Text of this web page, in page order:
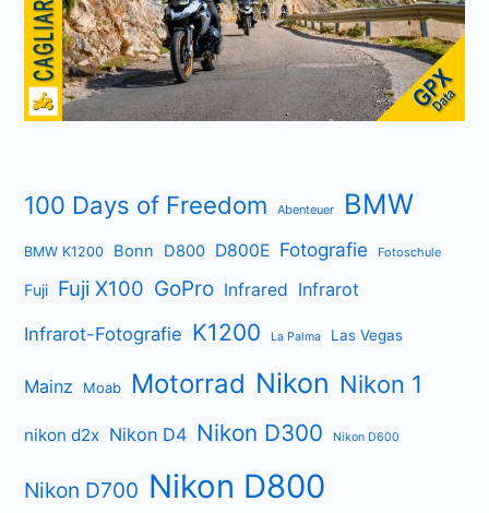
100 Days of Freedom Abenteuer BMW
BMW K1200 Bonn D800 D800E Fotografie Fotoschule
Fuji Fuji X100 GoPro Infrared Infrarot
Infrarot-Fotografie K1200 La Palma Las Vegas
Mainz Moab Motorrad Nikon Nikon 1
nikon d2x Nikon D4 Nikon D300 Nikon D600
Nikon D700 Nikon D800